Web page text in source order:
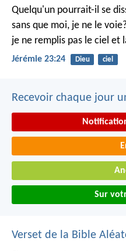
Quelqu'un pourrait-il se
sans que moi, je ne le
je ne remplis pas le ciel et
Jérémie 23:24 Dieu ciel
Recevoir chaque jour
Sur
Verset de la Bible